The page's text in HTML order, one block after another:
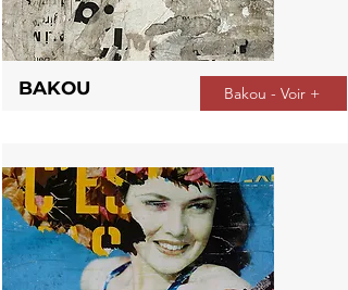
BAKOU Bakou - Voir +